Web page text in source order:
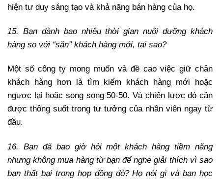
hiện tư duy sáng tạo và khả năng bán hàng của họ.
15. Bạn dành bao nhiêu thời gian nuôi dưỡng khách
hàng so với “săn” khách hàng mới, tại sao?
Một số công ty mong muốn và đề cao việc giữ chân
khách hàng hơn là tìm kiếm khách hàng mới hoặc
ngược lại hoặc song song 50-50. Và chiến lược đó cần
được thông suốt trong tư tưởng của nhân viên ngay từ
đầu.
16. Bạn đã bao giờ hỏi một khách hàng tiềm năng
nhưng không mua hàng từ bạn để nghe giải thích vì sao
bạn thất bại trong hợp đồng đó? Họ nói gì và bạn học